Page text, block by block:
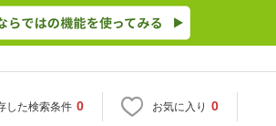
した検索条件 0 お気に入り 0